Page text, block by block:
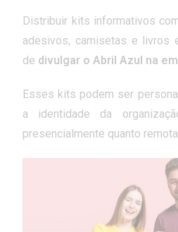
Distribuir kits informativos
adesivos, camisetas e livros
de divulgar o Abril Azul na
Esses kits podem ser
a identidade da
presencialmente quanto